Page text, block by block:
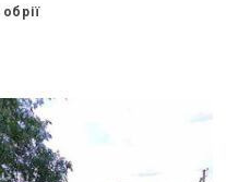
у Вінниці і був